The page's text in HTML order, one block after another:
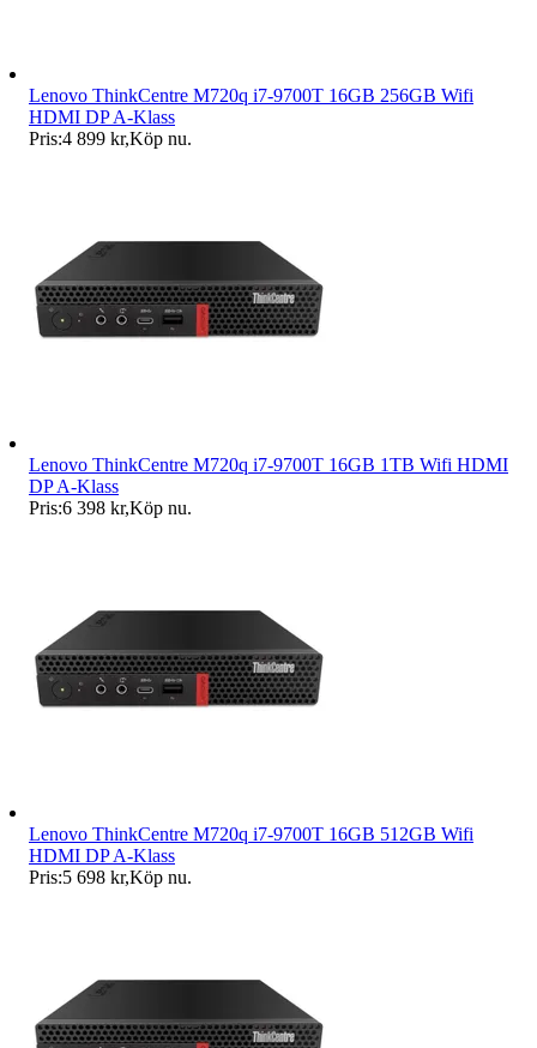
Lenovo ThinkCentre M720q i7-9700T 16GB 256GB Wifi
HDMI DP A-Klass
Pris:4 899 kr,Köp nu.
Lenovo ThinkCentre M720q i7-9700T 16GB 1TB Wifi HDMI
DP A-Klass
Pris:6 398 kr,Köp nu.
Lenovo ThinkCentre M720q i7-9700T 16GB 512GB Wifi
HDMI DP A-Klass
Pris:5 698 kr,Köp nu.